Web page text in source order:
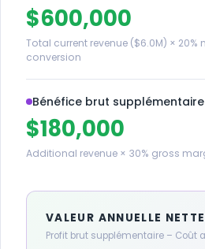
$600,000
Total current revenue ($6.0M) × 20%
conversion
Bénéfice brut supplémentaire
$180,000
Additional revenue × 30% gross
VALEUR ANNUELLE NETTE
Profit brut supplémentaire – Coût